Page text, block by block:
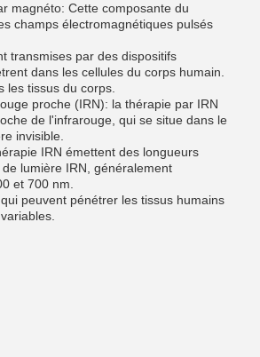
magnéto: Cette composante du
champs électromagnétiques pulsés
transmises par des dispositifs
dans les cellules du corps humain.
les tissus du corps.
proche (IRN): la thérapie par IRN
de l'infrarouge, qui se situe dans le
invisible.
IRN émettent des longueurs
lumière IRN, généralement
et 700 nm.
peuvent pénétrer les tissus humains